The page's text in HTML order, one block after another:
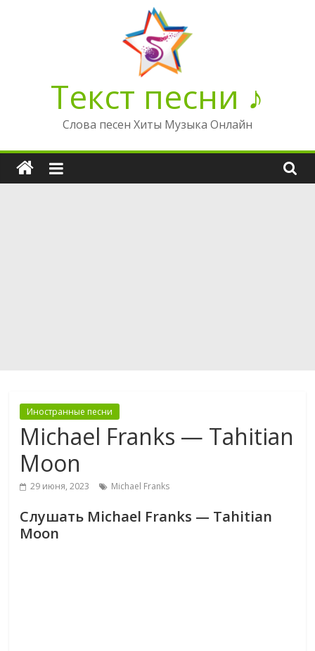
Текст песни ♪
Слова песен Хиты Музыка Онлайн
Иностранные песни
Michael Franks — Tahitian
Moon
29 июня, 2023 Michael Franks
Слушать Michael Franks — Tahitian
Moon